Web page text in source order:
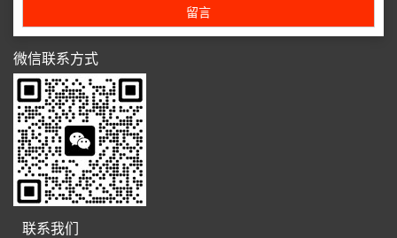
微信联系方式
联系我们